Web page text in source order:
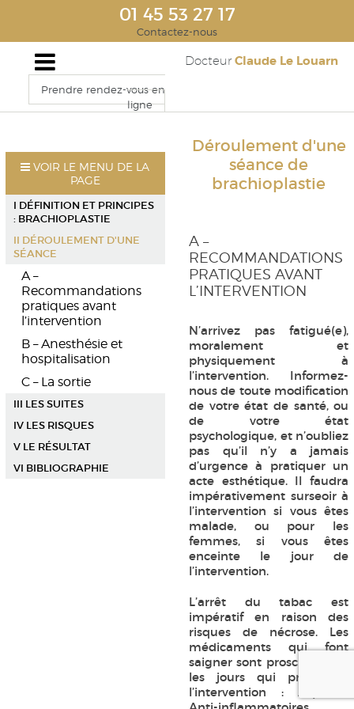
01 45 53 27 17
Contactez-nous
Docteur Claude Le Louarn
Prendre rendez-vous en
ligne
Déroulement d'une
séance de
brachioplastie
A –
RECOMMANDATIONS
PRATIQUES AVANT
L’INTERVENTION
N’arrivez pas fatigué(e),
moralement et
physiquement à
l’intervention. Informez-
nous de toute modification
de votre état de santé, ou
de votre état
psychologique, et n’oubliez
pas qu’il n’y a jamais
d’urgence à pratiquer un
acte esthétique. Il faudra
impérativement surseoir à
l’intervention si vous êtes
malade, ou pour les
femmes, si vous êtes
enceinte le jour de
l’intervention.
L’arrêt du tabac est
impératif en raison des
risques de nécrose. Les
médicaments qui font
saigner sont proscrits dans
les jours qui précèdent
l’intervention : Aspirine,
VOIR LE MENU DE LA
PAGE
I DÉFINITION ET PRINCIPES
: BRACHIOPLASTIE
II DÉROULEMENT D'UNE
SÉANCE
A –
Recommandations
pratiques avant
l’intervention
B – Anesthésie et
hospitalisation
C – La sortie
III LES SUITES
IV LES RISQUES
V LE RÉSULTAT
VI BIBLIOGRAPHIE